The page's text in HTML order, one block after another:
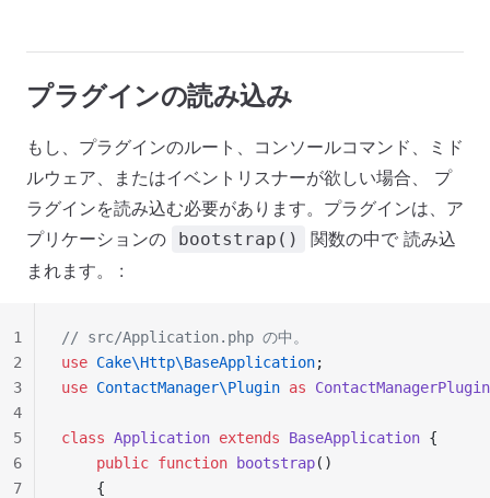
プラグインの読み込み
もし、プラグインのルート、コンソールコマンド、ミド
ルウェア、またはイベントリスナーが欲しい場合、 プ
ラグインを読み込む必要があります。プラグインは、ア
プリケーションの
bootstrap()
関数の中で 読み込
まれます。 :
// src/Application.php の中。
use Cake\Http\BaseApplication;
use ContactManager\Plugin as ContactManagerPlugin
class Application extends BaseApplication {
    public
function bootstrap()
    {
1
2
3
4
5
6
7